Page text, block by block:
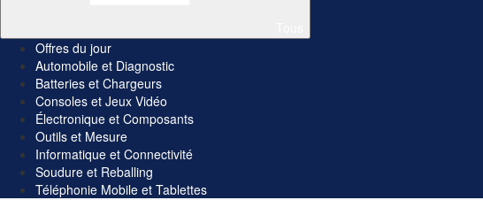
Offres du jour
Automobile et Diagnostic
Batteries et Chargeurs
Consoles et Jeux Vidéo
Électronique et Composants
Outils et Mesure
Informatique et Connectivité
Soudure et Reballing
Téléphonie Mobile et Tablettes